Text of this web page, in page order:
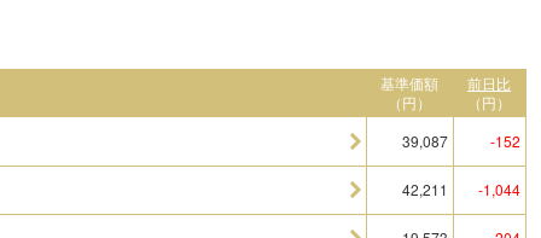
基準価額
（円）
前日比
（円）
39,087 -152
42,211 -1,044